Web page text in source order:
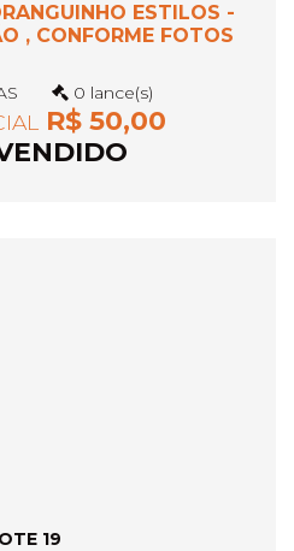
ESTILOS -
, CONFORME FOTOS
0 lance(s)
R$ 50,00
19